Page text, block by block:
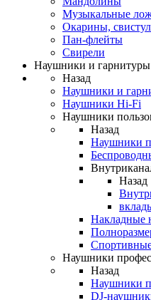
Музыкальные
Окарины,
Пан-флейты
Свирели
Наушники и гарнитуры
Назад
Наушники и
Наушники Hi-Fi
Наушники
Назад
Наушники
Назад
Накладные
Наушники
Назад
Наушники
DJ-